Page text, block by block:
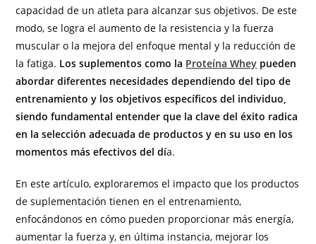
capacidad de un atleta para alcanzar sus objetivos. De este
modo, se logra el aumento de la resistencia y la fuerza
muscular o la mejora del enfoque mental y la reducción de
la fatiga. Los suplementos como la Proteína Whey pueden
abordar diferentes necesidades dependiendo del tipo de
entrenamiento y los objetivos específicos del individuo,
siendo fundamental entender que la clave del éxito radica
en la selección adecuada de productos y en su uso en los
momentos más efectivos del día.
En este artículo, exploraremos el impacto que los productos
de suplementación tienen en el entrenamiento,
enfocándonos en cómo pueden proporcionar más energía,
aumentar la fuerza y, en última instancia, mejorar los